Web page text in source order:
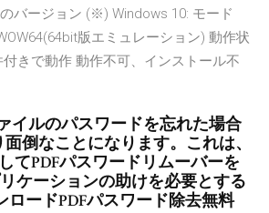
バージョン (※) Windows 10: モード
版エミュレーション) 動作状
きで動作 動作不可、インストール不
イルのパスワードを忘れた場合
倒なことになります。これは、
てPDFパスワードリムーバーを
ケーションの助けを必要とする
ロードPDFパスワード除去無料